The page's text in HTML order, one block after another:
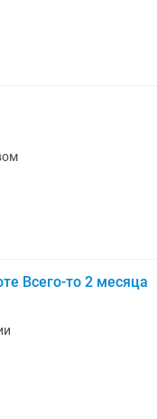
Всего-то 2 месяца